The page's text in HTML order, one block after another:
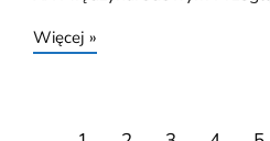
Więcej »